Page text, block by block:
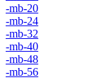
-mb-20
-mb-24
-mb-32
-mb-40
-mb-48
-mb-56